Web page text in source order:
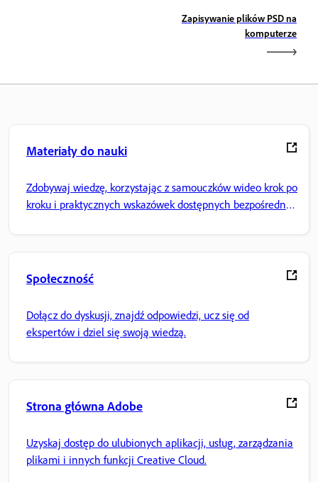
Zapisywanie plików PSD na
komputerze
Materiały do nauki
Zdobywaj wiedzę, korzystając z samouczków wideo krok po
kroku i praktycznych wskazówek dostępnych bezpośrednio
Społeczność
Dołącz do dyskusji, znajdź odpowiedzi, ucz się od
ekspertów i dziel się swoją wiedzą.
Strona główna Adobe
Uzyskaj dostęp do ulubionych aplikacji, usług, zarządzania
plikami i innych funkcji Creative Cloud.